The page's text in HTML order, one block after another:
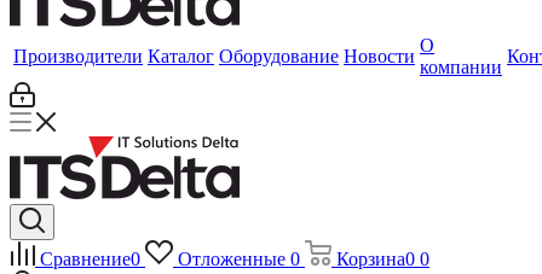
Производители Каталог Оборудование Новости
О
компании
Сравнение0 Отложенные 0 Корзина0 0